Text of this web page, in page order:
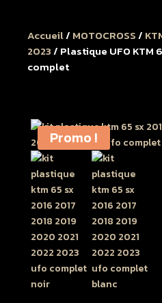
Accueil/ MOTOCROSS/
2023/ Plastique UFO KTM
complet
Promo !